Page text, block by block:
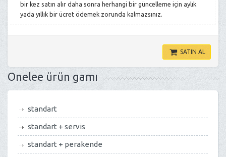
bir kez satın alır daha sonra herhangi bir güncelleme için aylık
yada yıllık bir ücret ödemek zorunda kalmazsınız.
SATIN AL
Onelee ürün gamı
standart
standart + servis
standart + perakende